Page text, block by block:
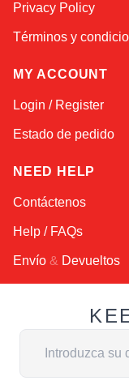
Privacy Policy
Términos y
MY ACCOUNT
Login / Register
Estado de pedido
NEED HELP
Contáctenos
Help / FAQs
Envío & Devueltos
Dirección de email